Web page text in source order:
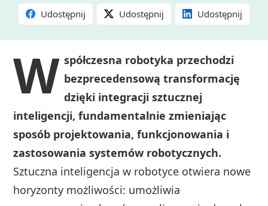
Udostępnij Udostępnij Udostępnij
W spółczesna robotyka przechodzi
bezprecedensową transformację
dzięki integracji sztucznej
inteligencji, fundamentalnie zmieniając
sposób projektowania, funkcjonowania i
zastosowania systemów robotycznych.
Sztuczna inteligencja w robotyce otwiera nowe
horyzonty możliwości: umożliwia